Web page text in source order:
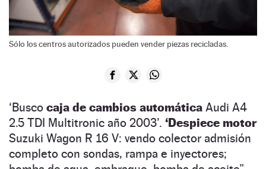
Sólo los centros autorizados pueden vender piezas recicladas.
‘Busco caja de cambios automática Audi A4
2.5 TDI Multitronic año 2003’. ‘Despiece motor
Suzuki Wagon R 16 V: vendo colector admisión
completo con sondas, rampa e inyectores;